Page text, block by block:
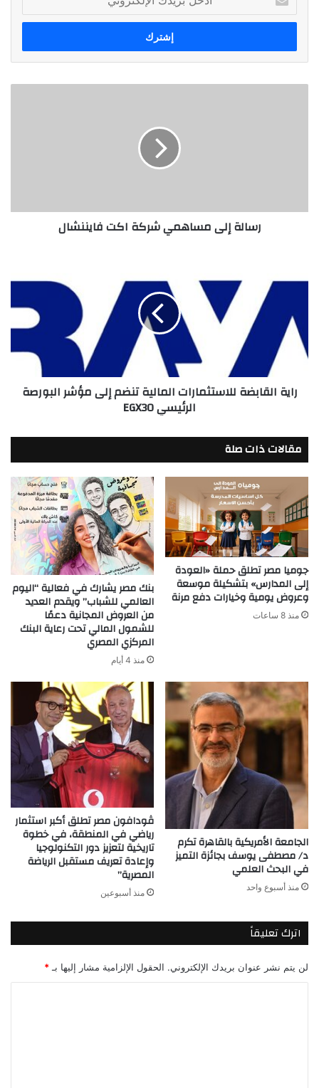
بريدك
الإلكتروني
رسالة إلى مساهمي شركة اكت فايننشال
للاستثمارات
تنضم
إلى
مؤشر
البورصة
EGX30
راية القابضة للاستثمارات المالية تنضم إلى مؤشر البورصة
الرئيسي EGX30
مقالات ذات صلة
جوميا مصر تطلق حملة «العودة
إلى المدارس» بتشكيلة موسعة
وعروض يومية وخيارات دفع مرنة
منذ 8 ساعات
بنك مصر يشارك في فعالية “اليوم
العالمي للشباب” ويقدم العديد
من العروض المجانية دعمًا
للشمول المالي تحت رعاية البنك
المركزي المصري
منذ 4 أيام
الجامعة الأمريكية بالقاهرة تكرم
د/ مصطفى يوسف بجائزة التميز
في البحث العلمي
منذ أسبوع واحد
ڤودافون مصر تطلق أكبر استثمار
رياضي في المنطقة، في خطوة
تاريخية لتعزيز دور التكنولوجيا
وإعادة تعريف مستقبل الرياضة
المصرية”
منذ أسبوعين
اترك تعليقاً
لن يتم نشر عنوان بريدك الإلكتروني. الحقول الإلزامية مشار إليها بـ *